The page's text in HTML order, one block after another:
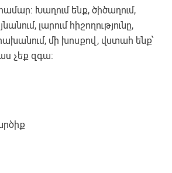
Խաղում ենք, ծիծաղում,
լարում հիշողությունը,
մի խոսքով, վստահ ենք՝
չեք զգա: